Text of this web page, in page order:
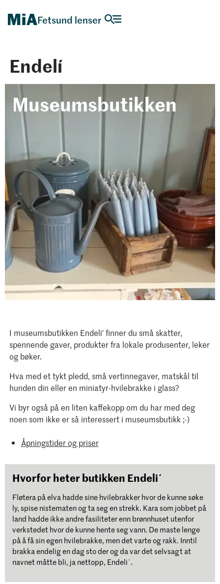
Fetsund lenser
Endelí
Museumsbutikken
I museumsbutikken Endeli' finner du små skatter,
spennende gaver, produkter fra lokale produsenter, leker
og bøker.
Hva med et tykt pledd, små vertinnegaver, matskål til
hunden din eller en miniatyr-hvilebrakke i glass?
Vi byr også på en liten kaffekopp om du har med deg
noen som ikke er så interessert i museumsbutikk ;-)
Åpningstider og priser
Hvorfor heter butikken Endeli´
Fløtera på elva hadde sine hvilebrakker hvor de kunne søke
ly, spise nistematen og ta seg en strekk. Kara som jobbet på
land hadde ikke andre fasiliteter enn brønnhuset utenfor
verkstedet hvor de kunne hente seg vann. De maste lenge
på å få sin egen hvilebrakke, men det varte og rakk. Inntil
brakka endelig en dag sto der og da var det selvsagt at
navnet måtte bli, ja nettopp, Endeli´.